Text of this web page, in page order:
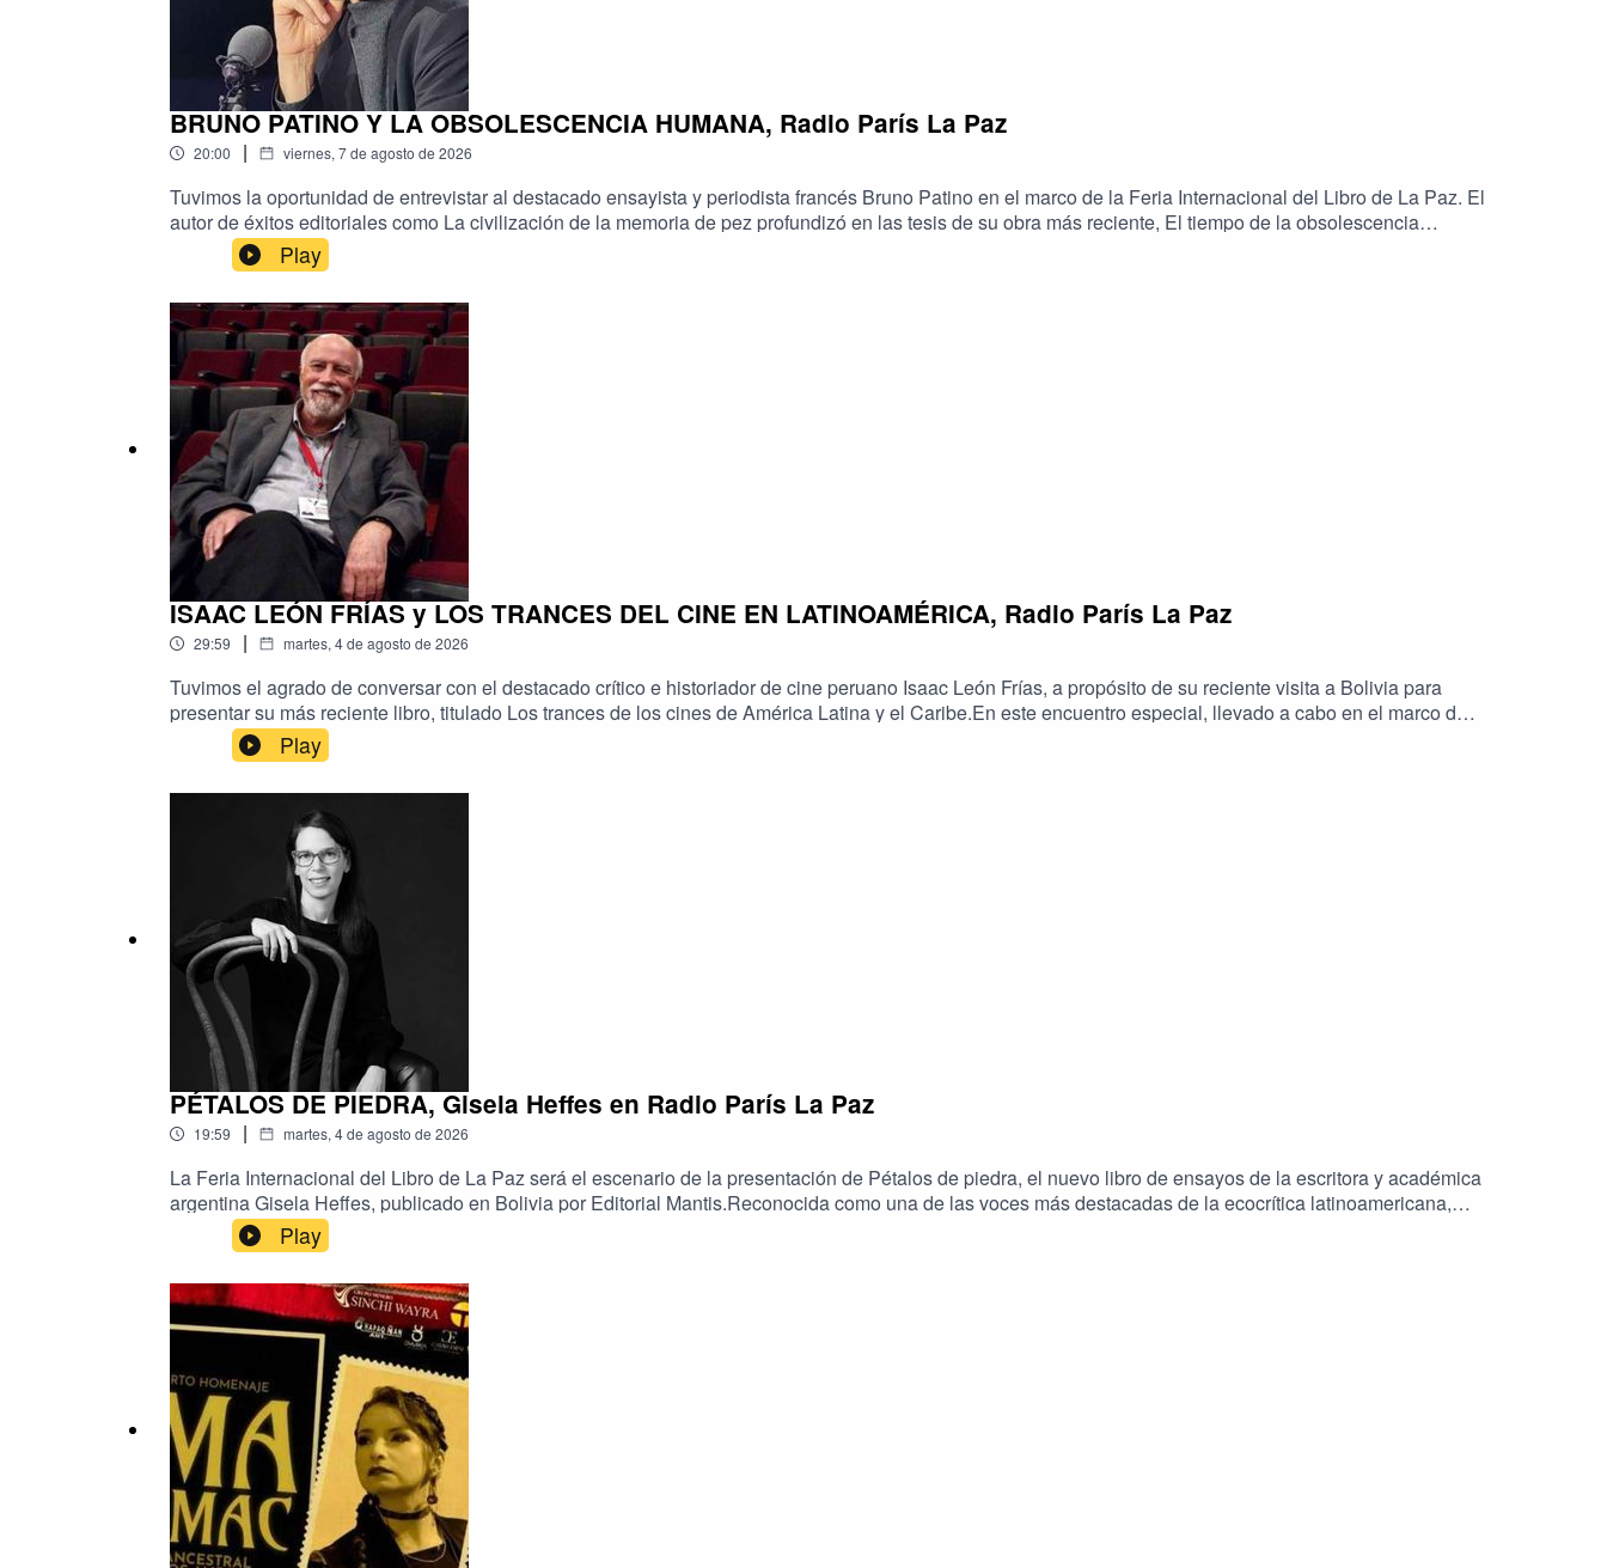
BRUNO PATINO Y LA OBSOLESCENCIA HUMANA, Radio París La Paz
20:00 | viernes, 7 de agosto de 2026
Tuvimos la oportunidad de entrevistar al destacado ensayista y periodista francés Bruno Patino en el marco de la Feria Internacional del Libro de La Paz. El
autor de éxitos editoriales como La civilización de la memoria de pez profundizó en las tesis de su obra más reciente, El tiempo de la obsolescencia
humana.En un diálogo sobre los impactos de la Inteligencia Artificial (IA) en nuestra sociedad, Patino analizó cómo la velocidad del ecosistema digital, la
automatización algorítmica y los modelos conversacionales están transformando radicalmente la libertad de información. Una entrevista para Radio París
La Paz.
Play
ISAAC LEÓN FRÍAS y LOS TRANCES DEL CINE EN LATINOAMÉRICA, Radio París La Paz
29:59 | martes, 4 de agosto de 2026
Tuvimos el agrado de conversar con el destacado crítico e historiador de cine peruano Isaac León Frías, a propósito de su reciente visita a Bolivia para
presentar su más reciente libro, titulado Los trances de los cines de América Latina y el Caribe.En este encuentro especial, llevado a cabo en el marco de
la Feria Internacional del Libro y auspiciado por la Cinemateca Boliviana, el autor compartió valiosas reflexiones sobre la evolución, los desafíos actuales y
el panorama contemporáneo del séptimo arte en nuestra región.
Play
PÉTALOS DE PIEDRA, Gisela Heffes en Radio París La Paz
19:59 | martes, 4 de agosto de 2026
La Feria Internacional del Libro de La Paz será el escenario de la presentación de Pétalos de piedra, el nuevo libro de ensayos de la escritora y académica
argentina Gisela Heffes, publicado en Bolivia por Editorial Mantis.Reconocida como una de las voces más destacadas de la ecocrítica latinoamericana,
Heffes llegará al país especialmente para participar en la FIL.A partir de sus propias investigaciones y obras, la escritora abordará cómo la literatura
imagina vínculos entre cuerpos, territorios y comunidades humanas y más que humanas, explorando nuevas formas de sensibilidad y de coexistencia.
Música: Deepforest. Un programa de Radio París La Paz.
Play